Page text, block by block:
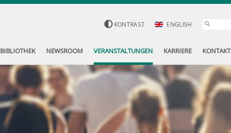
KONTRAST ENGLISH
BIBLIOTHEK NEWSROOM VERANSTALTUNGEN KARRIERE KONTAKT